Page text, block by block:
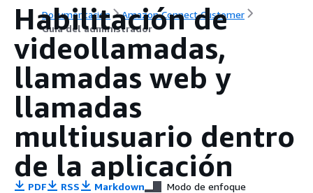
Documentación
Amazon Connect Customer
Guía del administrador
Habilitación de
videollamadas,
llamadas web y
llamadas
multiusuario dentro
de la aplicación
PDF RSS Markdown Modo de enfoque